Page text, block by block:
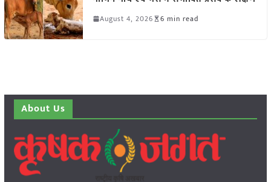
August 4, 2026 6 min read
About Us